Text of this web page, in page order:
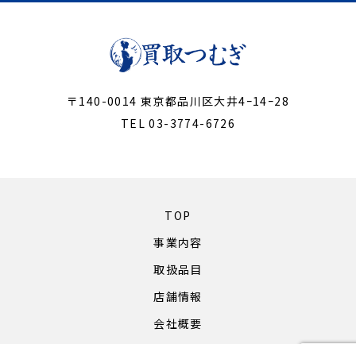
〒140-0014 東京都品川区大井4ｰ14ｰ28
TEL 03-3774-6726
TOP
事業内容
取扱品目
店舗情報
会社概要